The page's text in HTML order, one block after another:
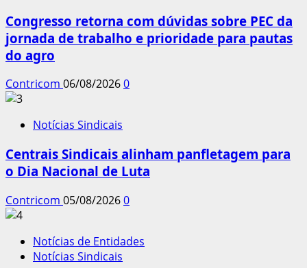
Congresso retorna com dúvidas sobre PEC da
jornada de trabalho e prioridade para pautas
do agro
Contricom 06/08/20260
Notícias Sindicais
Centrais Sindicais alinham panfletagem para
o Dia Nacional de Luta
Contricom 05/08/20260
Notícias de Entidades
Notícias Sindicais